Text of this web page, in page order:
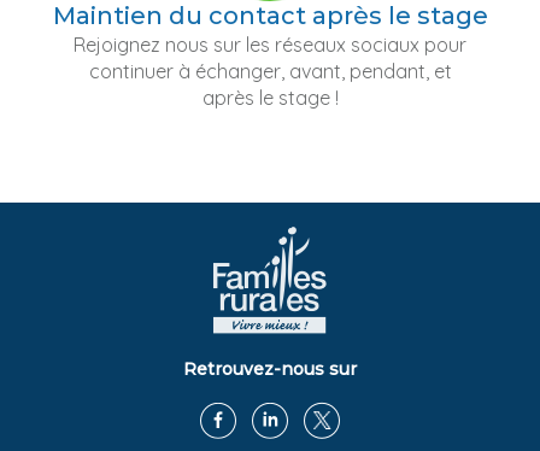
Maintien du contact après le stage
Rejoignez nous sur les réseaux sociaux pour
continuer à échanger, avant, pendant, et
après le stage !
Retrouvez-nous sur